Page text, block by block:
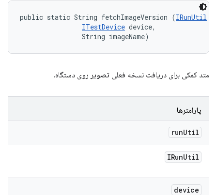
public static String fetchImageVersion (IRunUtil
ITestDevice device,
                String imageName)
متد کمکی برای دریافت نسخه فعلی تصویر روی دستگاه.
پارامترها
runUtil
IRunUtil
device